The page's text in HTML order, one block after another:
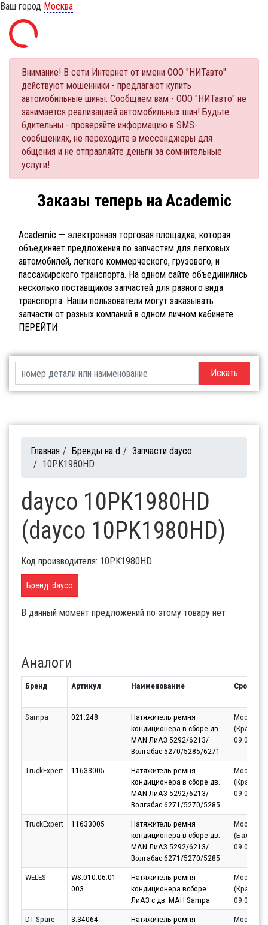
Ваш город Москва
Внимание! В сети Интернет от имени ООО "НИТавто"
действуют мошенники - предлагают купить
автомобильные шины. Сообщаем вам - ООО "НИТавто" не
занимается реализацией автомобильных шин! Будьте
бдительны - проверяйте информацию в SMS-
сообщениях, не переходите в мессенджеры для
общения и не отправляйте деньги за сомнительные
услуги!
Заказы теперь на Academic
Academic — электронная торговая площадка, которая
объединяет предложения по запчастям для легковых
автомобилей, легкого коммерческого, грузового, и
пассажирского транспорта. На одном сайте объединились
несколько поставщиков запчастей для разного вида
транспорта. Наши пользователи могут заказывать
запчасти от разных компаний в одном личном кабинете.
ПЕРЕЙТИ
Искать
Главная / Бренды на d / Запчасти dayco
/ 10PK1980HD
dayco 10PK1980HD
(dayco 10PK1980HD)
Код производителя: 10PK1980HD
Бренд: dayco
В данный момент предложений по этому товару нет
Аналоги
Бренд Артикул Наименование Срок
Sampa 021.248
Натяжитель ремня
кондиционера в сборе дв.
MAN ЛиАЗ 5292/6213/
Волгабас 5270/5285/6271
Москва
TruckExpert 11633005
Натяжитель ремня
кондиционера в сборе дв.
MAN ЛиАЗ 5292/6213/
Волгабас 6271/5270/5285
Москва
TruckExpert 11633005
Натяжитель ремня
кондиционера в сборе дв.
MAN ЛиАЗ 5292/6213/
Волгабас 6271/5270/5285
Москва
WELES
WS.010.06.01-
003
Натяжитель ремня
кондиционера всборе
ЛиАЗ с дв. МАН Sampa
Москва
DT Spare
3.34064
Натяжитель ремня
Москва